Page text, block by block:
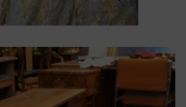
,Vierge polychrome,XVII
du XVII ème
siècle